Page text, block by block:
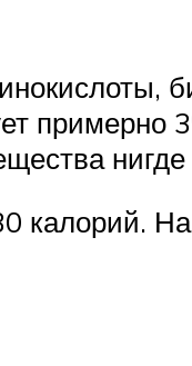
примерно
калорий.